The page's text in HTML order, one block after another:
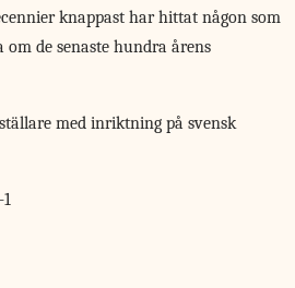
knappast har hittat någon som
om de senaste hundra årens
med inriktning på svensk